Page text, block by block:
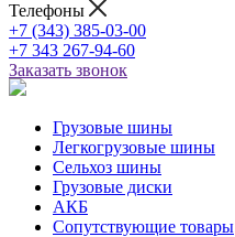
Телефоны
+7 (343) 385-03-00
+7 343 267-94-60
Заказать звонок
Грузовые шины
Легкогрузовые шины
Сельхоз шины
Грузовые диски
АКБ
Сопутствующие товары